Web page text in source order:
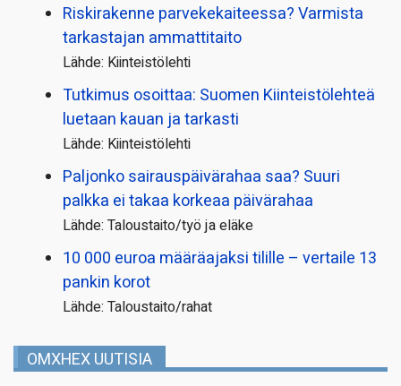
Riskirakenne parvekekaiteessa? Varmista
tarkastajan ammattitaito
Lähde: Kiinteistölehti
Tutkimus osoittaa: Suomen Kiinteistölehteä
luetaan kauan ja tarkasti
Lähde: Kiinteistölehti
Paljonko sairauspäivä­rahaa saa? Suuri
palkka ei takaa korkeaa päivärahaa
Lähde: Taloustaito/työ ja eläke
10 000 euroa määräajaksi tilille – vertaile 13
pankin korot
Lähde: Taloustaito/rahat
OMXHEX UUTISIA